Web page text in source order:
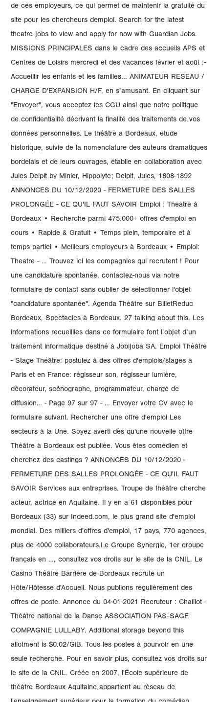
de ces employeurs, ce qui permet de maintenir la gratuité du
site pour les chercheurs demploi. Search for the latest
theatre jobs to view and apply for now with Guardian Jobs.
MISSIONS PRINCIPALES dans le cadre des accueils APS et
Centres de Loisirs mercredi et des vacances février et août :-
Accueillir les enfants et les familles... ANIMATEUR RESEAU /
CHARGE D'EXPANSION H/F, en s’amusant. En cliquant sur
"Envoyer", vous acceptez les CGU ainsi que notre politique
de confidentialité décrivant la finalité des traitements de vos
données personnelles. Le théâtrè a Bordeaux, étude
historique, suivie de la nomenclature des auteurs dramatiques
bordelais et de leurs ouvrages, établie en collaboration avec
Jules Delpit by Minier, Hippolyte; Delpit, Jules, 1808-1892
ANNONCES DU 10/12/2020 - FERMETURE DES SALLES
PROLONGÉE - CE QU'IL FAUT SAVOIR Emploi : Theatre à
Bordeaux • Recherche parmi 475.000+ offres d'emploi en
cours • Rapide & Gratuit • Temps plein, temporaire et à
temps partiel • Meilleurs employeurs à Bordeaux • Emploi:
Theatre - … Trouvez ici les compagnies qui recrutent ! Pour
une candidature spontanée, contactez-nous via notre
formulaire de contact sans oublier de sélectionner l'objet
"candidature spontanée". Agenda Théâtre sur BilletReduc
Bordeaux, Spectacles à Bordeaux. 27 talking about this. Les
informations recueillies dans ce formulaire font l’objet d’un
traitement informatique destiné à Jobijoba SA. Emploi Théâtre
- Stage Théâtre: postulez à des offres d'emplois/stages à
Paris et en France: régisseur son, régisseur lumière,
décorateur, scénographe, programmateur, chargé de
diffusion… - Page 97 sur 97 - … Envoyer votre CV avec le
formulaire suivant. Rechercher une offre d'emploi Les
secteurs à la Une. Soyez averti dès qu'une nouvelle offre
Théâtre à Bordeaux est publiée. Vous êtes comédien et
cherchez des castings ? ANNONCES DU 10/12/2020 -
FERMETURE DES SALLES PROLONGÉE - CE QU'IL FAUT
SAVOIR Services aux entreprises. Troupe de théâtre cherche
acteur, actrice en Aquitaine. Il y en a 61 disponibles pour
Bordeaux (33) sur Indeed.com, le plus grand site d'emploi
mondial. Des milliers d'offres d'emploi, 17 pays, 770 agences,
plus de 4000 collaborateurs.Le Groupe Synergie, 1er groupe
français en …, consultez vos droits sur le site de la CNIL. Le
Casino Théâtre Barrière de Bordeaux recrute un
Hôte/Hôtesse d'Accueil. Nous publions régulièrement des
offres de poste. Annonce du 04-01-2021 Recruteur : Chaillot -
Théâtre national de la Danse ASSOCIATION PAS-SAGE
COMPAGNIE LULLABY. Additional storage beyond this
allotment is $0.02/GiB. Tous les postes à pourvoir en une
seule recherche. Pour en savoir plus, consultez vos droits sur
le site de la CNIL. Créée en 2007, l'École supérieure de
théâtre Bordeaux Aquitaine appartient au réseau de